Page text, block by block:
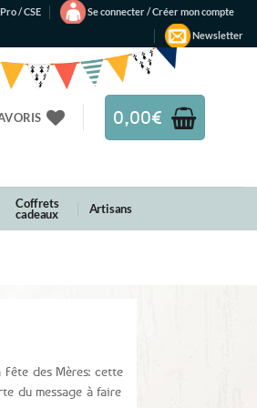
Pro / CSE
Se connecter / Créer mon compte
Newsletter
0,00€
Coffrets
cadeaux Artisans
des Mères: cette
du message à faire